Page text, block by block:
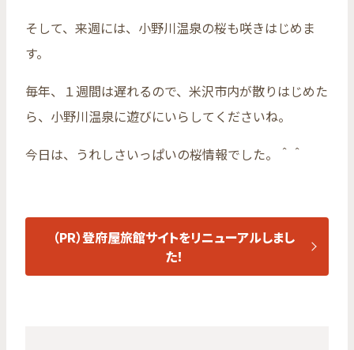
そして、来週には、小野川温泉の桜も咲きはじめま
す。
毎年、１週間は遅れるので、米沢市内が散りはじめた
ら、小野川温泉に遊びにいらしてくださいね。
今日は、うれしさいっぱいの桜情報でした。＾＾
（PR）登府屋旅館サイトをリニューアルしまし
た！